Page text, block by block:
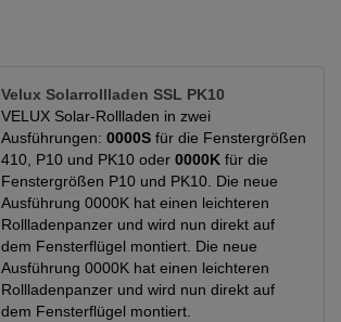
Velux Solarrollladen SSL PK10
VELUX Solar-Rollladen in zwei
Ausführungen: 0000S für die Fenstergrößen
410, P10 und PK10 oder 0000K für die
Fenstergrößen P10 und PK10. Die neue
Ausführung 0000K hat einen leichteren
Rollladenpanzer und wird nun direkt auf
dem Fensterflügel montiert. Die neue
Ausführung 0000K hat einen leichteren
Rollladenpanzer und wird nun direkt auf
dem Fensterflügel montiert.